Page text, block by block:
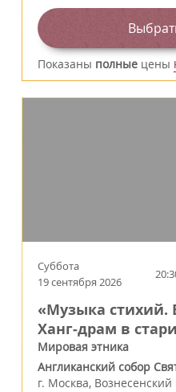
Показаны полные цены
Суббота
19 сентября 2026
«Музыка стихий.
Ханг‑драм в
Мировая этника
Англиканский собор
г. Москва, Вознесенский